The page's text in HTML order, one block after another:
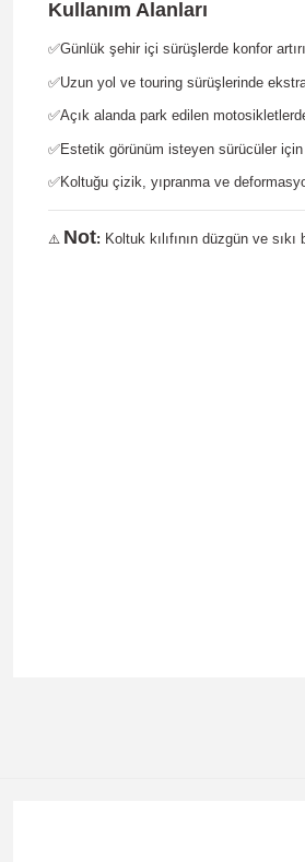
Kullanım Alanları
✅Günlük şehir içi sürüşlerde konfor
✅Uzun yol ve touring sürüşlerinde ekstra
✅Açık alanda park edilen
✅Estetik görünüm isteyen sürücüler için
✅Koltuğu çizik, yıpranma ve
⚠️ Not: Koltuk kılıfının düzgün ve